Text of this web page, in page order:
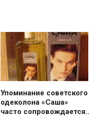
Упоминание советского
одеколона «Саша»
часто сопровождается..